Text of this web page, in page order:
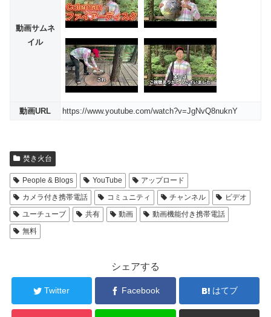
動画サムネ
イル
動画URL https://www.youtube.com/watch?v=JgNvQ8nuknY
焚き火台
People & Blogs YouTube
アップロード
カメラ付き携帯電話
コミュニティ チャンネル
ビデオ
ユーチューブ
共有 動画
動画機能付き携帯電話
無料
シェアする
Twitter Facebook はてブ